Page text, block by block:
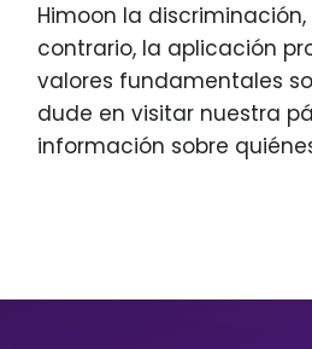
Himoon la
contrario, la aplicación
valores fundamentales
dude en visitar nuestra
información sobre